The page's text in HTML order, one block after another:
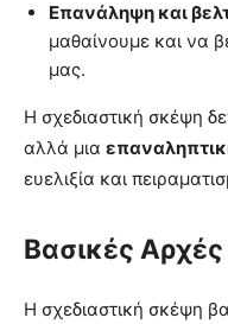
Επανάληψη και
μαθαίνουμε και να
μας.
Η σχεδιαστική σκέψη
αλλά μια
ευελιξία και
Βασικές
Η σχεδιαστική σκέψη